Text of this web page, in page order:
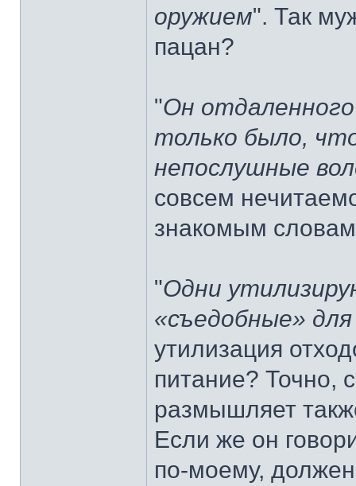
оружием". Так
пацан?
"Он
только было,
непослушные
совсем
знакомым
"Одни
«съедобные»
утилизация
питание? Точно,
размышляет
Если же он
по-моему,